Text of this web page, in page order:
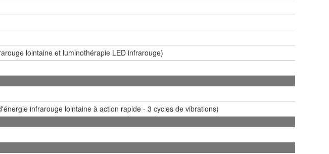
lointaine et luminothérapie LED infrarouge)
infrarouge lointaine à action rapide - 3 cycles de vibrations)